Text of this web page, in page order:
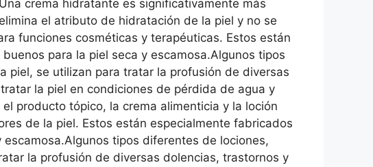
crema hidratante es significativamente más
el atributo de hidratación de la piel y no se
funciones cosméticas y terapéuticas. Estos están
para la piel seca y escamosa.Algunos tipos
piel, se utilizan para tratar la profusión de diversas
la piel en condiciones de pérdida de agua y
producto tópico, la crema alimenticia y la loción
de la piel. Estos están especialmente fabricados
tipos diferentes de lociones,
la profusión de diversas dolencias, trastornos y